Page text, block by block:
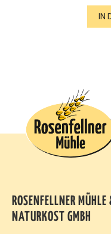
IN
ROSENFELLNER MÜHLE
NATURKOST GMBH